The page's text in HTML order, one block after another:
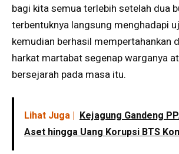
bagi kita semua terlebih setelah dua
terbentuknya langsung menghadapi
kemudian berhasil mempertahankan
harkat martabat segenap warganya
bersejarah pada masa itu.
Lihat Juga | Kejagung Gandeng
Aset hingga Uang Korupsi BTS